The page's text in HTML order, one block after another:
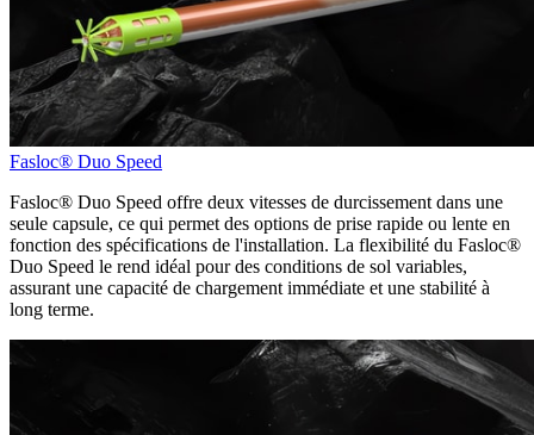
Fasloc® Duo Speed
Fasloc® Duo Speed offre deux vitesses de durcissement dans une
seule capsule, ce qui permet des options de prise rapide ou lente en
fonction des spécifications de l'installation. La flexibilité du Fasloc®
Duo Speed le rend idéal pour des conditions de sol variables,
assurant une capacité de chargement immédiate et une stabilité à
long terme.